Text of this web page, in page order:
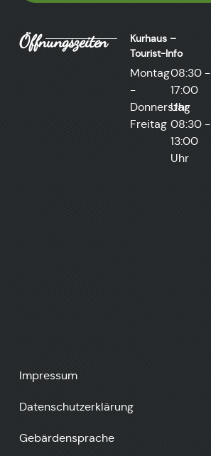
Öffnungszeiten
Kurhaus –
Tourist-Info
Montag
-
Donnerstag
08:30 -
17:00
Uhr
Freitag 08:30 -
13:00
Uhr
Impressum
Datenschutzerklärung
Gebärdensprache